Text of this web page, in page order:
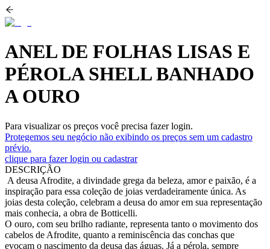
ANEL DE FOLHAS LISAS E
PÉROLA SHELL BANHADO
A OURO
Para visualizar os preços você precisa fazer login.
Protegemos seu negócio não exibindo os preços sem um cadastro
prévio.
clique para fazer login ou cadastrar
DESCRIÇÃO
A deusa Afrodite, a divindade grega da beleza, amor e paixão, é a
inspiração para essa coleção de joias verdadeiramente única. As
joias desta coleção, celebram a deusa do amor em sua representação
mais conhecia, a obra de Botticelli.
O ouro, com seu brilho radiante, representa tanto o movimento dos
cabelos de Afrodite, quanto a reminiscência das conchas que
evocam o nascimento da deusa das águas. Já a pérola, sempre